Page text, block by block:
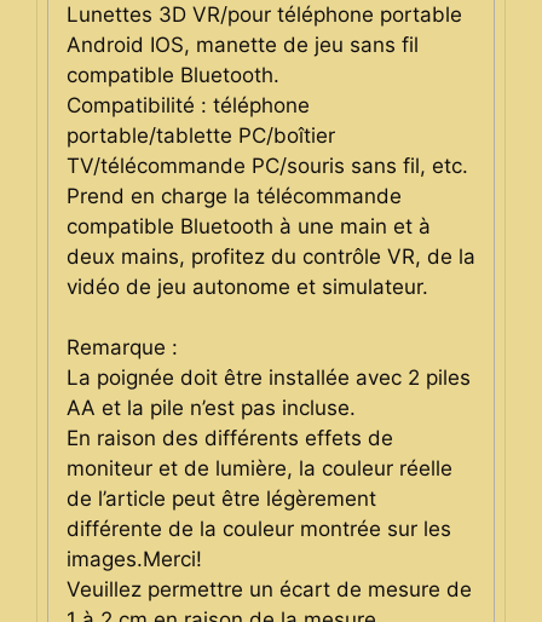
Lunettes 3D VR/pour téléphone portable
Android IOS, manette de jeu sans fil
compatible Bluetooth.
Compatibilité : téléphone
portable/tablette PC/boîtier
TV/télécommande PC/souris sans fil, etc.
Prend en charge la télécommande
compatible Bluetooth à une main et à
deux mains, profitez du contrôle VR, de la
vidéo de jeu autonome et simulateur.
Remarque :
La poignée doit être installée avec 2 piles
AA et la pile n’est pas incluse.
En raison des différents effets de
moniteur et de lumière, la couleur réelle
de l’article peut être légèrement
différente de la couleur montrée sur les
images.Merci!
Veuillez permettre un écart de mesure de